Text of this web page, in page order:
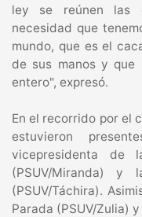
ley se reúnen las
necesidad que
mundo, que es el
de sus manos y que
entero", expresó.
En el recorrido por el
estuvieron
vicepresidenta de
(PSUV/Miranda) y
(PSUV/Táchira).
Parada (PSUV/Zulia)